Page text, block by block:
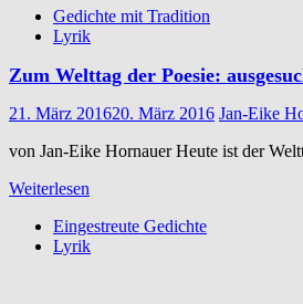
Gedichte mit Tradition
Lyrik
Zum Welttag der Poesie:
21. März 201620. März 2016 Jan-Eike
von Jan-Eike Hornauer Heute ist der
Weiterlesen
Eingestreute Gedichte
Lyrik